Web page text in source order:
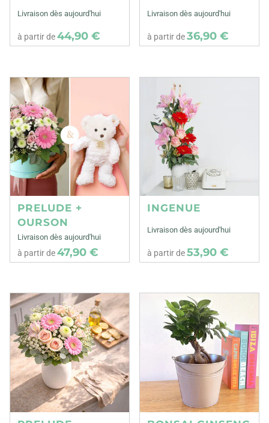
Livraison dès aujourd'hui
à partir de44,90 €
Livraison dès aujourd'hui
à partir de36,90 €
PRELUDE +
OURSON
Livraison dès aujourd'hui
à partir de47,90 €
INGENUE
Livraison dès aujourd'hui
à partir de53,90 €